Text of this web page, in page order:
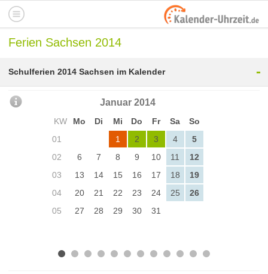
Ferien Sachsen 2014
Schulferien 2014 Sachsen im Kalender -
Januar 2014
KW Mo Di Mi Do Fr Sa
So
01
1 2 3 4
5
02
6 7 8 9 10 11
12
03
13 14 15 16 17 18
19
04
20 21 22 23 24 25
26
05
27 28 29 30 31